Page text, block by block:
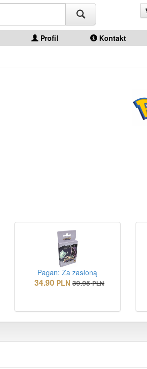
Profil Kontakt
Pagan: Za zasłoną
34.90 PLN 39.95 PLN